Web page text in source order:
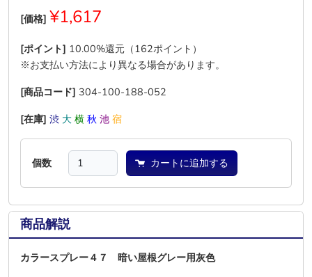
[価格] ¥1,617
[ポイント] 10.00%還元（162ポイント）
※お支払い方法により異なる場合があります。
[商品コード] 304-100-188-052
[在庫] 渋 大 横 秋 池 宿
個数 カートに追加する
商品解説
カラースプレー４７ 暗い屋根グレー用灰色